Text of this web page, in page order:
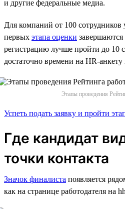
и другие федеральные медиа.
Для компаний от 100 сотрудников
первых этапа оценки завершаются
регистрацию лучше пройти до 10
достаточно времени на HR-
Этапы проведения
Успеть подать заявку и пройти
Где кандидат
точки контакта
Значок финалиста появляется
как на странице работодателя на